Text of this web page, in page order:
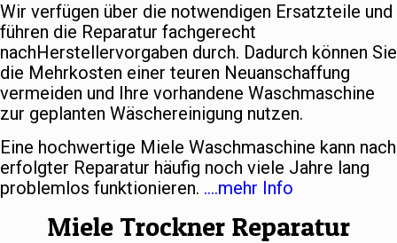
Wir verfügen über die notwendigen Ersatzteile und
führen die Reparatur fachgerecht
nachHerstellervorgaben durch. Dadurch können Sie
die Mehrkosten einer teuren Neuanschaffung
vermeiden und Ihre vorhandene Waschmaschine
zur geplanten Wäschereinigung nutzen.
Eine hochwertige Miele Waschmaschine kann nach
erfolgter Reparatur häufig noch viele Jahre lang
problemlos funktionieren. ….mehr Info
Miele Trockner Reparatur